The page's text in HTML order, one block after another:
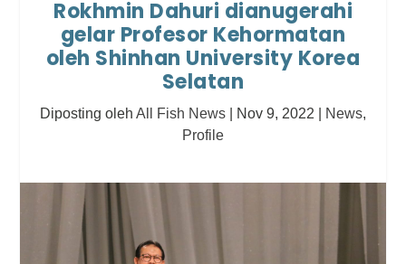
Rokhmin Dahuri dianugerahi
gelar Profesor Kehormatan
oleh Shinhan University Korea
Selatan
Diposting oleh All Fish News Nov 9, 2022 News,
Profile